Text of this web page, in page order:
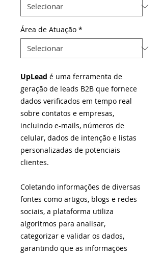
Área de Atuação *
UpLead é uma ferramenta de
geração de leads B2B que fornece
dados verificados em tempo real
sobre contatos e empresas,
incluindo e-mails, números de
celular, dados de intenção e listas
personalizadas de potenciais
clientes.
Coletando informações de diversas
fontes como artigos, blogs e redes
sociais, a plataforma utiliza
algoritmos para analisar,
categorizar e validar os dados,
garantindo que as informações